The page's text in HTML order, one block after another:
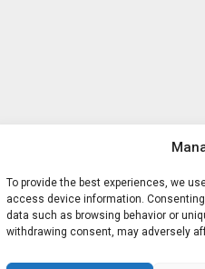
To provide the best experiences, we
access device information.
data such as browsing behavior or
withdrawing consent, may adversely